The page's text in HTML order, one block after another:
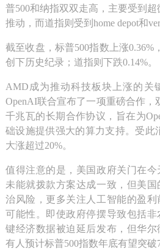
普500和纳指双双走高，主要受到
推动，而道指则受到home depot和
截至收盘，标普500指数上涨0.36%
创下历史纪录；道指则下跌0.14%。
AMD成为推动科技板块上涨的关
OpenAI联合宣布了一项重磅合作，
千兆瓦的长期合作协议，旨在为
础设施提供强大的算力支持。受此
大涨超过20%。
值得注意的是，美国政府关门在
未能就拨款方案达成一致，但美
治风险，更多关注人工智能的盈
可能性。即使政府停摆导致包括
键经济数据被迫延后发布，但华
有人预计标普500指数年底有望突破